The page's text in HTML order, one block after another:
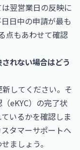
翌営業日の反映に
日中の申請が最も
点もあわせて確認
れない場合はどう
してください。そ
eKYC）の完了状
いるかを確認しま
タマーサポートへ
ましょう。